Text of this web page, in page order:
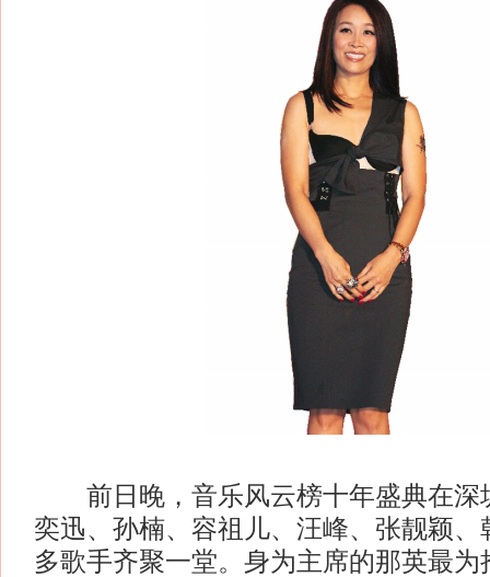
前日晚，音乐风云榜十年盛典在深
奕迅、孙楠、容祖儿、汪峰、张靓颖、
多歌手齐聚一堂。身为主席的那英最